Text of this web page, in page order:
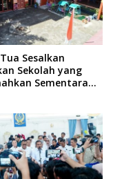
Sesalkan
Sekolah yang
Sementara